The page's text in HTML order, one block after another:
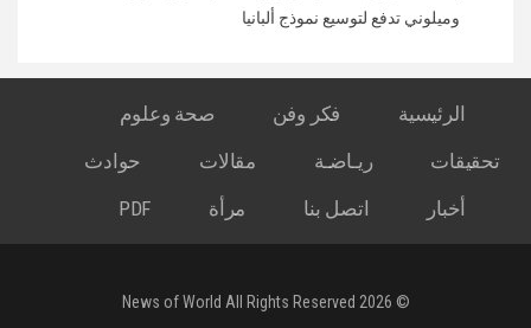
وميلوني تدفع لتوسيع نموذج ألبانيا
الرئيسية فكر وفن
صحة وعلوم
تحقيقات
ريـاضـة مقالات
حوادث
أخبار
اتصل بنا مرأة PDF
© 2026 News of World All Rights Reserved